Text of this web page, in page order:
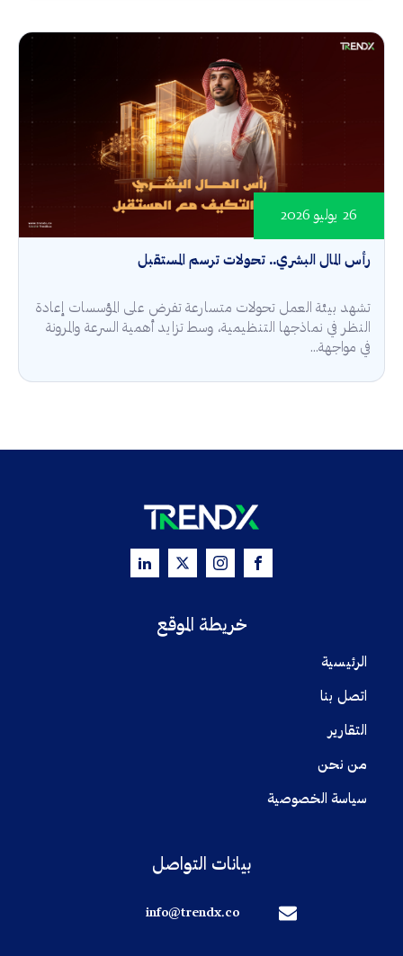
رأس المال البشري.. تحولات ترسم المستقبل
26 يوليو 2026
تشهد بيئة العمل تحولات متسارعة تفرض على المؤسسات إعادة
النظر في نماذجها التنظيمية، وسط تزايد أهمية السرعة والمرونة
في مواجهة...
خريطة الموقع
الرئيسية
اتصل بنا
التقارير
من نحن
سياسة الخصوصية
بيانات التواصل
info@trendx.co